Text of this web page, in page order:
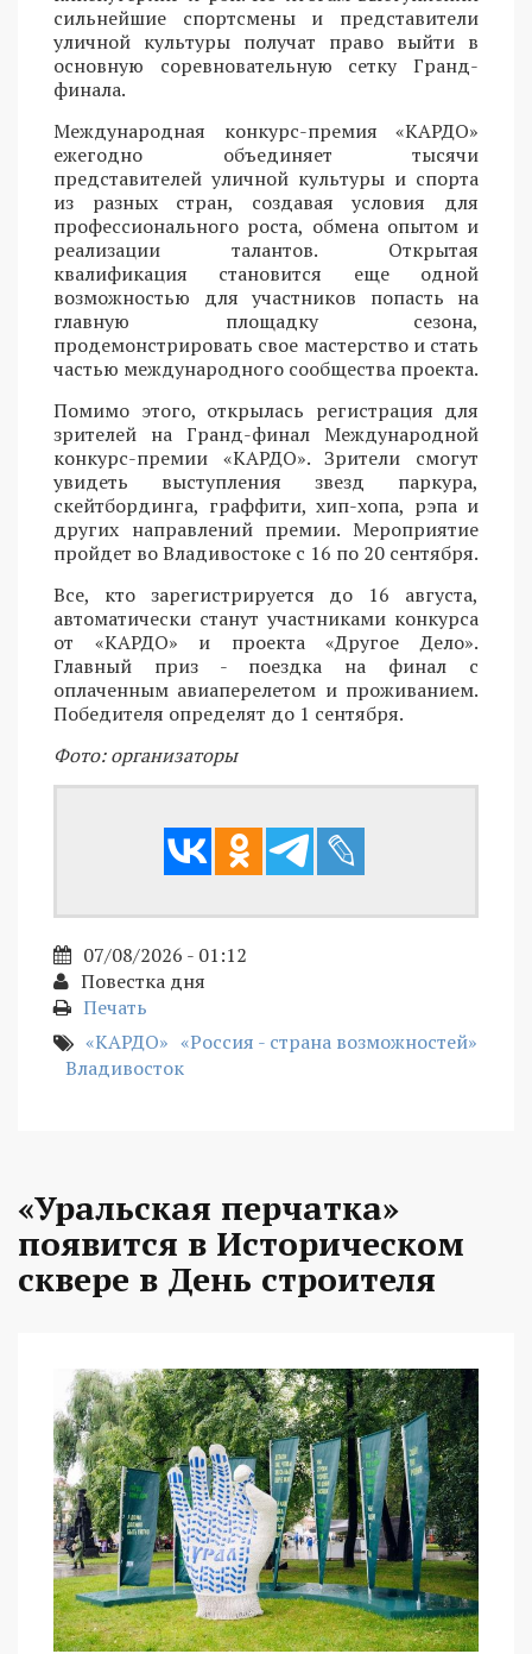
сильнейшие спортсмены и представители
уличной культуры получат право выйти в
основную соревновательную сетку Гранд-
финала.
Международная конкурс-премия «КАРДО»
ежегодно объединяет тысячи
представителей уличной культуры и спорта
из разных стран, создавая условия для
профессионального роста, обмена опытом и
реализации талантов. Открытая
квалификация становится еще одной
возможностью для участников попасть на
главную площадку сезона,
продемонстрировать свое мастерство и стать
частью международного сообщества проекта.
Помимо этого, открылась регистрация для
зрителей на Гранд-финал Международной
конкурс-премии «КАРДО». Зрители смогут
увидеть выступления звезд паркура,
скейтбординга, граффити, хип-хопа, рэпа и
других направлений премии. Мероприятие
пройдет во Владивостоке с 16 по 20 сентября.
Все, кто зарегистрируется до 16 августа,
автоматически станут участниками конкурса
от «КАРДО» и проекта «Другое Дело».
Главный приз - поездка на финал с
оплаченным авиаперелетом и проживанием.
Победителя определят до 1 сентября.
Фото: организаторы
07/08/2026 - 01:12
Повестка дня
Печать
«КАРДО» «Россия - страна возможностей»
Владивосток
«Уральская перчатка»
появится в Историческом
сквере в День строителя